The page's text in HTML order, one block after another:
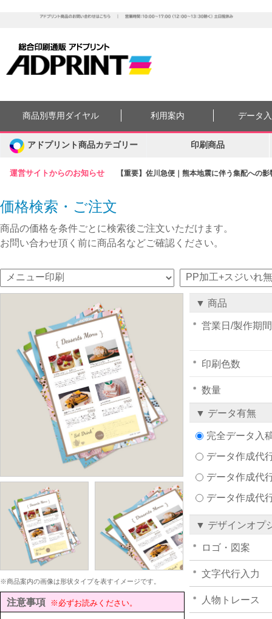
運営サイトからのお知らせ 【重要】佐川急便｜熊本地震に伴う集配への
商品別専用ダイヤル 利用案内 データ
アドプリント商品カテゴリー 印刷商品
価格検索・ご注文
商品の価格を条件ごとに検索後ご注文いただけます。
お問い合わせ頂く前に商品名などご確認ください。
※商品案内の画像は形状タイプを表すイメージです。
注意事項 ※必ずお読みください。
▼ 商品
営業日/製作期間
印刷色数
数量
▼ データ有無
完全データ入
データ作成代
データ作成代
データ作成代
▼ デザインオプ
ロゴ・図案
文字代行入力
人物トレース